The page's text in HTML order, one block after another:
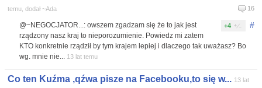
temu, dodał ~Ada
16
#
+4
@~NEGOCJATOR...: owszem zgadzam się że to jak jest
rządzony nasz kraj to nieporozumienie. Powiedz mi zatem
KTO konkretnie rządził by tym krajem lepiej i dlaczego tak uważasz? Bo
wg. mnie nie... 13 lat temu
Co ten Kuźma ,qźwa pisze na Facebooku,to się w... 13 lat